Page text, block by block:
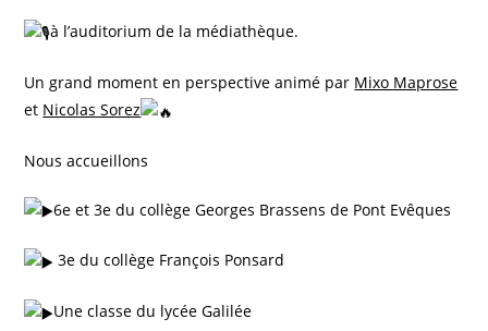
à l’auditorium de la médiathèque.
Un grand moment en perspective animé par Mixo Maprose
et Nicolas Sorez
Nous accueillons
6e et 3e du collège Georges Brassens de Pont Evêques
3e du collège François Ponsard
Une classe du lycée Galilée